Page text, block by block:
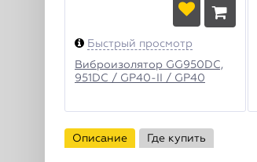
Быстрый просмотр
Виброизолятор GG950DC,
951DC / GP40-II / GP40
Описание Где купить